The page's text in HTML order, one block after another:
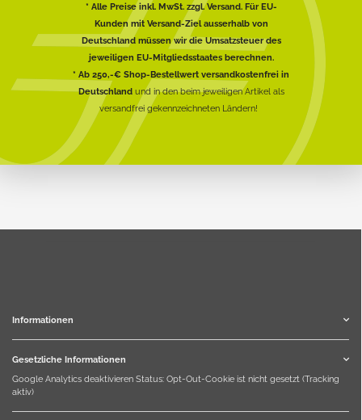
* Alle Preise inkl. MwSt. zzgl. Versand. Für EU-
Kunden mit Versand-Ziel ausserhalb von
Deutschland müssen wir die Umsatzsteuer des
jeweiligen EU-Mitgliedsstaates berechnen.
* Ab 250,-€ Shop-Bestellwert versandkostenfrei in
Deutschlandund in den beim jeweiligen Artikel als
versandfrei gekennzeichneten Ländern!
Informationen
Gesetzliche Informationen
Google Analytics deaktivieren Status: Opt-Out-Cookie ist nicht gesetzt (Tracking
aktiv)